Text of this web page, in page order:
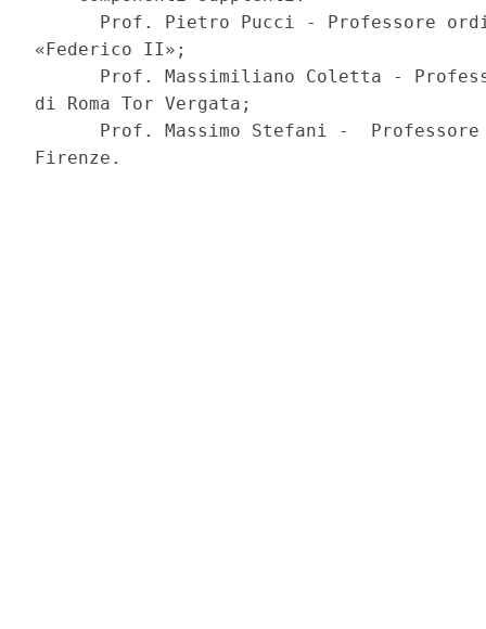
Prof. Pietro Pucci - Professore
«Federico II»;
Prof. Massimiliano Coletta -
di Roma Tor Vergata;
Prof. Massimo Stefani -